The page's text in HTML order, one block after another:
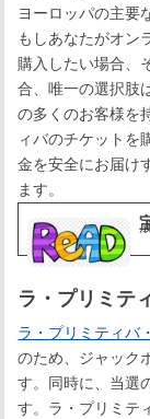
ヨーロッパの主要
もしあなたがオン
購入したい場合、
合、唯一の選択肢
の多くのお客様を
ィバのチケットを
金を安全にお届け
ます。
ラ・プリミテ
ラ・プリミティバ
のため、ジャック
す。同時に、当選
す。ラ・プリミテ